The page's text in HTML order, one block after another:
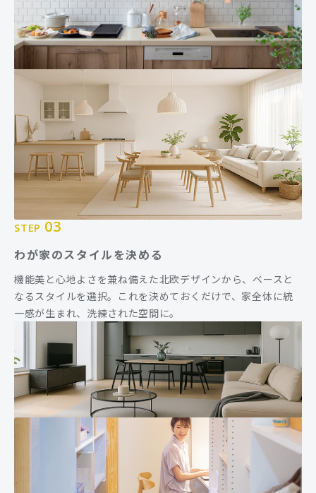
STEP 03
わが家のスタイルを決める
機能美と心地よさを兼ね備えた北欧デザインから、ベースと
なるスタイルを選択。これを決めておくだけで、家全体に統
一感が生まれ、洗練された空間に。